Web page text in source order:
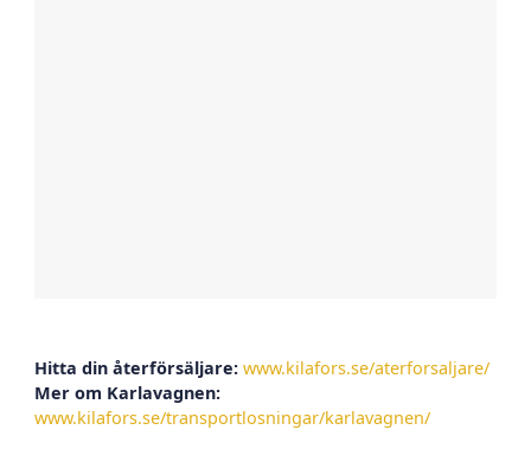
Hitta din återförsäljare: www.kilafors.se/aterforsaljare/
Mer om Karlavagnen:
www.kilafors.se/transportlosningar/karlavagnen/